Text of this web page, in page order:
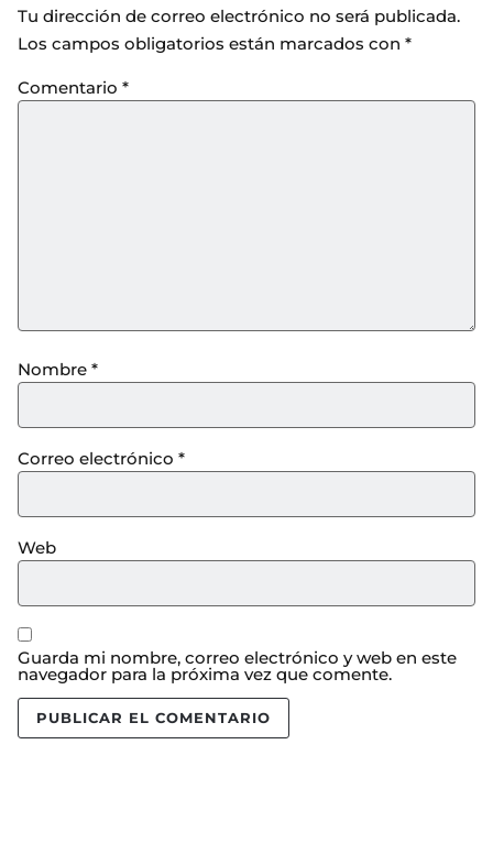
Tu dirección de correo electrónico no será publicada.
Los campos obligatorios están marcados con *
Comentario *
Nombre *
Correo electrónico *
Web
Guarda mi nombre, correo electrónico y web en este
navegador para la próxima vez que comente.